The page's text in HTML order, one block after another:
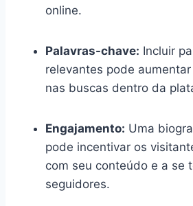
online.
Palavras-chave: Incluir
relevantes pode
nas buscas dentro da
Engajamento: Uma
pode incentivar os
com seu conteúdo e a se
seguidores.